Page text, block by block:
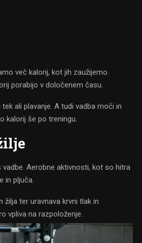
več kalorij, kot jih zaužijemo.
porabijo v določenem času.
ali plavanje. A tudi vadba moči in
kalorij še po treningu.
Aerobne aktivnosti, kot so hitra
in pljuča.
ter uravnava krvni tlak in
vpliva na razpoloženje.